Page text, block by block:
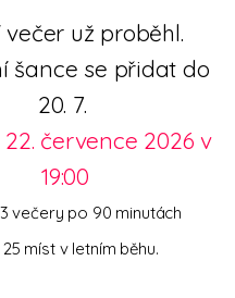
večer už proběhl.
šance se přidat do
20. 7.
července 2026 v
19:00
večery po 90 minutách
míst v letním běhu.